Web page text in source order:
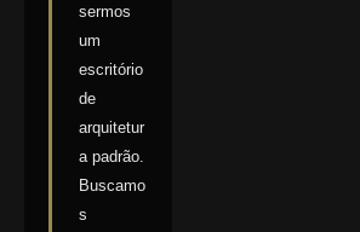
sermos
um
escritório
de
arquitetur
a padrão.
Buscamo
s